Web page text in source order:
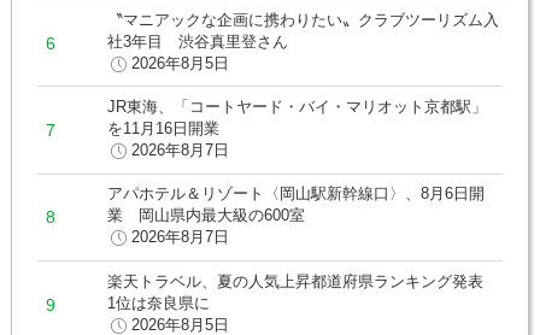
〝マニアックな企画に携わりたい〟クラブツーリズム入
社3年目 渋谷真里登さん
2026年8月5日
JR東海、「コートヤード・バイ・マリオット京都駅」
を11月16日開業
2026年8月7日
アパホテル＆リゾート〈岡山駅新幹線口〉、8月6日開
業 岡山県内最大級の600室
2026年8月7日
楽天トラベル、夏の人気上昇都道府県ランキング発表
1位は奈良県に
2026年8月5日